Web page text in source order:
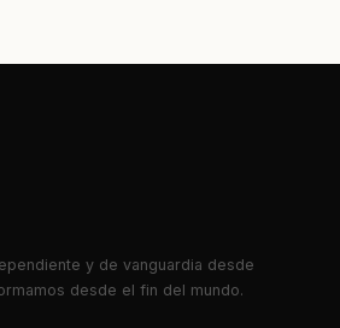
y de vanguardia desde
desde el fin del mundo.